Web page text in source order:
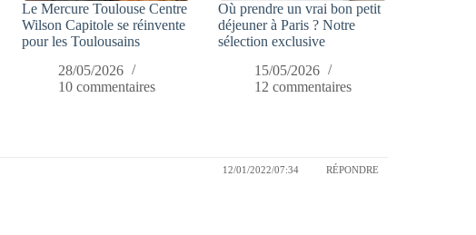
Le Mercure Toulouse Centre
Wilson Capitole se réinvente
pour les Toulousains
28/05/2026
10 commentaires
Où prendre un vrai bon petit
déjeuner à Paris ? Notre
sélection exclusive
15/05/2026
12 commentaires
12/01/2022/07:34 RÉPONDRE